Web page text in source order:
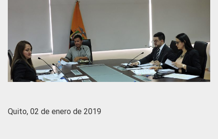
Quito, 02 de enero de 2019